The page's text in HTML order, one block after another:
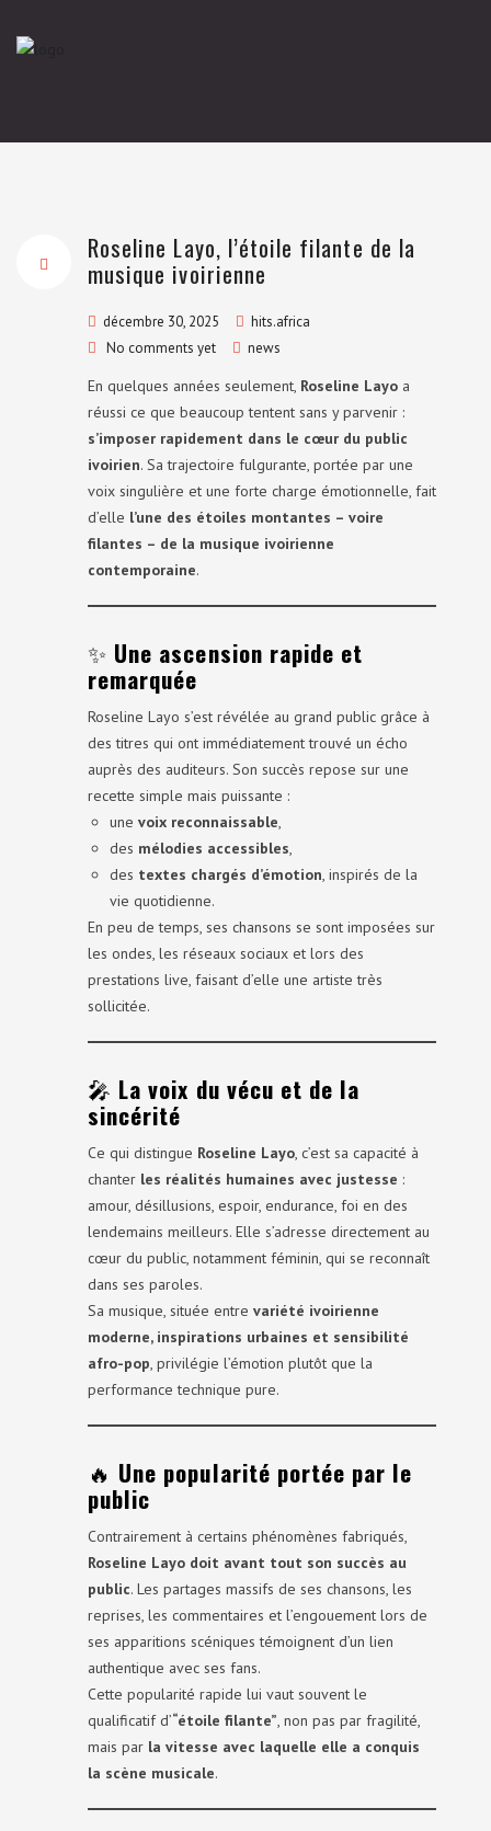
Roseline Layo, l’étoile filante de la
musique ivoirienne
décembre 30, 2025
hits.africa
No comments yet
news
En quelques années seulement, Roseline Layo a
réussi ce que beaucoup tentent sans y parvenir :
s’imposer rapidement dans le cœur du public
ivoirien. Sa trajectoire fulgurante, portée par une
voix singulière et une forte charge émotionnelle, fait
d’elle l’une des étoiles montantes – voire
filantes – de la musique ivoirienne
contemporaine.
✨ Une ascension rapide et
remarquée
Roseline Layo s’est révélée au grand public grâce à
des titres qui ont immédiatement trouvé un écho
auprès des auditeurs. Son succès repose sur une
recette simple mais puissante :
une voix reconnaissable,
des mélodies accessibles,
des textes chargés d’émotion, inspirés de la
vie quotidienne.
En peu de temps, ses chansons se sont imposées sur
les ondes, les réseaux sociaux et lors des
prestations live, faisant d’elle une artiste très
sollicitée.
🎤 La voix du vécu et de la
sincérité
Ce qui distingue Roseline Layo, c’est sa capacité à
chanter les réalités humaines avec justesse :
amour, désillusions, espoir, endurance, foi en des
lendemains meilleurs. Elle s’adresse directement au
cœur du public, notamment féminin, qui se reconnaît
dans ses paroles.
Sa musique, située entre variété ivoirienne
moderne, inspirations urbaines et sensibilité
afro-pop, privilégie l’émotion plutôt que la
performance technique pure.
🔥 Une popularité portée par le
public
Contrairement à certains phénomènes fabriqués,
Roseline Layo doit avant tout son succès au
public. Les partages massifs de ses chansons, les
reprises, les commentaires et l’engouement lors de
ses apparitions scéniques témoignent d’un lien
authentique avec ses fans.
Cette popularité rapide lui vaut souvent le
qualificatif d’“étoile filante”, non pas par fragilité,
mais par la vitesse avec laquelle elle a conquis
la scène musicale.